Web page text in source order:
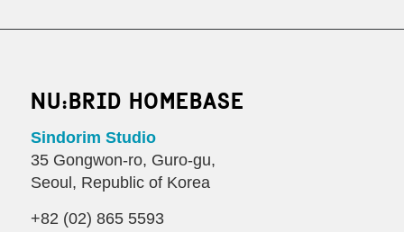
NU:BRID HOMEBASE
Sindorim Studio
35 Gongwon-ro, Guro-gu,
Seoul, Republic of Korea
+82 (02) 865 5593